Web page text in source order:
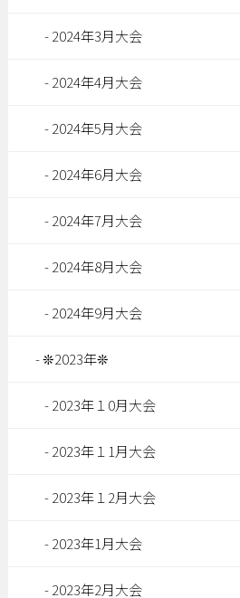
2024年3月大会
2024年4月大会
2024年5月大会
2024年6月大会
2024年7月大会
2024年8月大会
2024年9月大会
❊2023年❊
2023年１0月大会
2023年１1月大会
2023年１2月大会
2023年1月大会
2023年2月大会